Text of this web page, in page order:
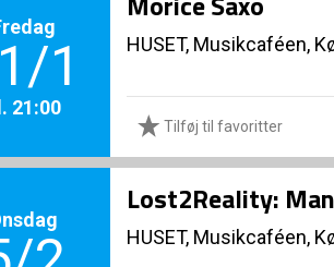
1
21:00
HUSET, Musikcaféen,
Tilføj til favoritter
Lost2Reality:
HUSET, Musikcaféen,